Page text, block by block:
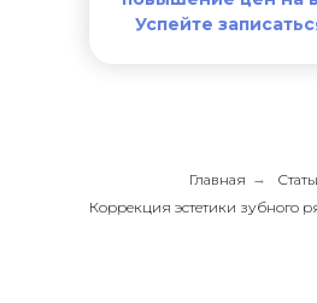
Успейте
Главная →
Коррекция эстетики зубного